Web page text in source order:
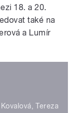
18. a 20.
také na
a Lumír
Tereza